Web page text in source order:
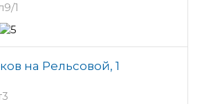
1
на Рельсовой, 1